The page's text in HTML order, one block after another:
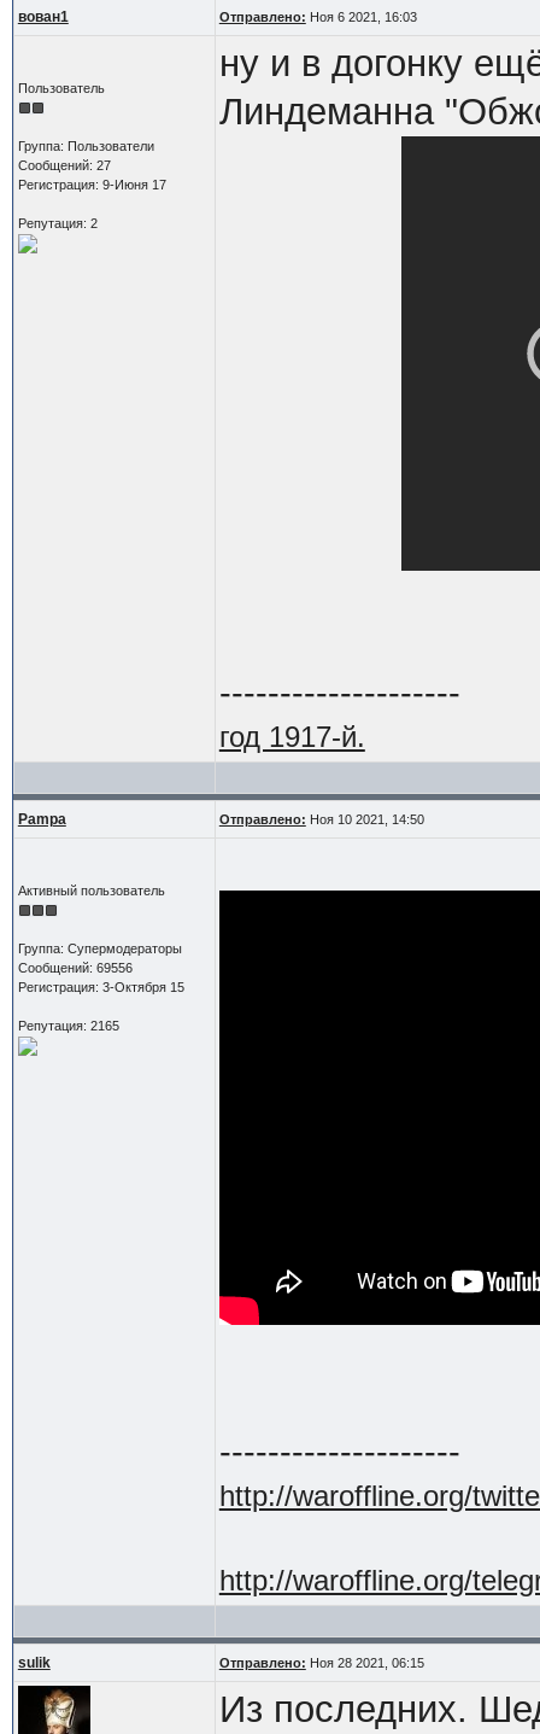
вован1 Отправлено: Ноя 6 2021, 16:03
Пользователь
Группа: Пользователи
Сообщений: 27
Регистрация: 9-Июня 17
Репутация: 2
ну и в догонку
Линдеманна
--------------------
год 1917-й.
Pampa Отправлено: Ноя 10 2021, 14:50
Активный пользователь
Группа: Супермодераторы
Сообщений: 69556
Регистрация: 3-Октября 15
Репутация: 2165
--------------------
http://waroffline.org/
http://waroffline.org/
sulik Отправлено: Ноя 28 2021, 06:15
Из последних.